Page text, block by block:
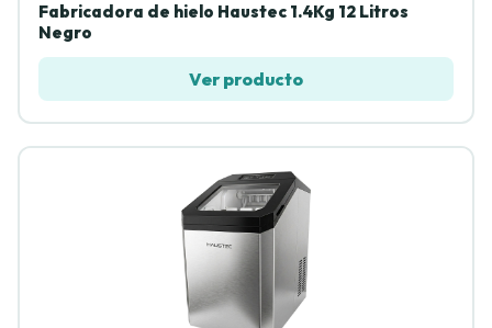
Fabricadora de hielo Haustec 1.4Kg 12 Litros
Negro
Ver producto